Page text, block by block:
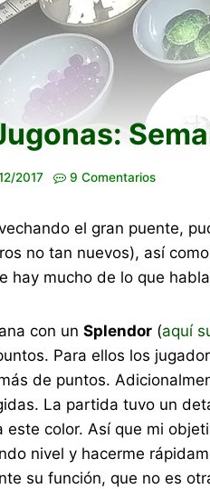
2017 9 Comentarios
el gran puente,
no tan nuevos), así
hay mucho de lo que
con unSplendor (aquí
Para ellos los
de puntos.
La partida tuvo un
este color. Así que mi
nivel y hacerme
su función, que no es